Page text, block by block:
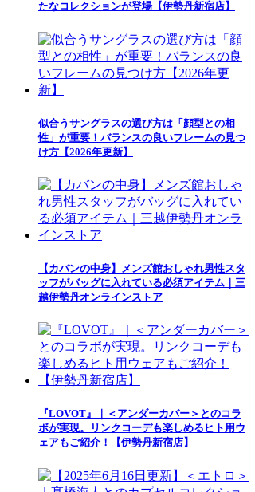
たなコレクションが登場【伊勢丹新宿店】
似合うサングラスの選び方は「顔型との相
性」が重要！バランスの良いフレームの見つ
け方【2026年更新】
【カバンの中身】メンズ館おしゃれ男性スタ
ッフがバッグに入れている必須アイテム｜三
越伊勢丹オンラインストア
『LOVOT』｜＜アンダーカバー＞とのコラ
ボが実現。リンクコーデも楽しめるヒト用ウ
ェアもご紹介！【伊勢丹新宿店】